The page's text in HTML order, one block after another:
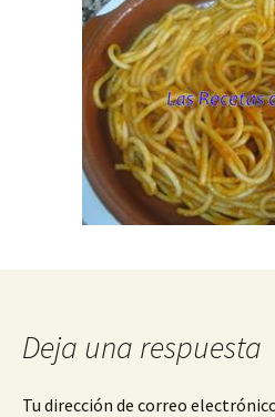
Deja una respuesta
Tu dirección de correo